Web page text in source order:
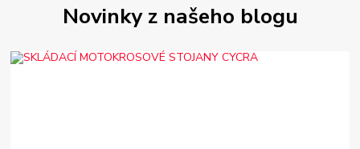
Novinky z našeho blogu